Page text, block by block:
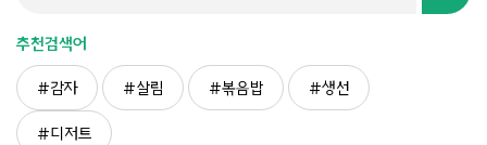
재료만
해시태그만
추천검색어
감자 살림 볶음밥 생선
디저트